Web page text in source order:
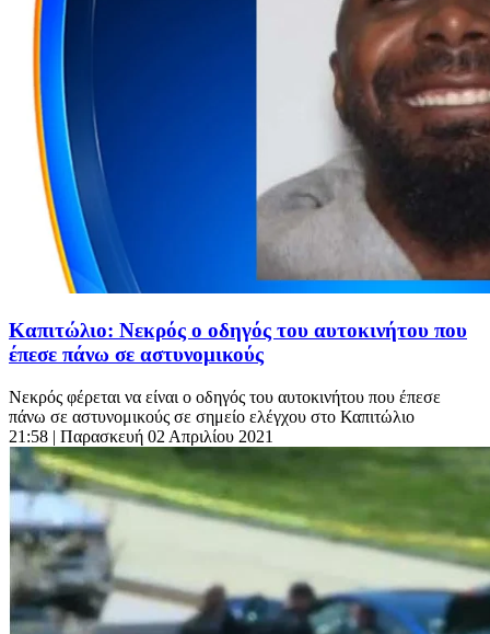
Καπιτώλιο: Νεκρός ο οδηγός του αυτοκινήτου που
έπεσε πάνω σε αστυνομικούς
Νεκρός φέρεται να είναι ο οδηγός του αυτοκινήτου που έπεσε
πάνω σε αστυνομικούς σε σημείο ελέγχου στο Καπιτώλιο
21:58 | Παρασκευή 02 Απριλίου 2021